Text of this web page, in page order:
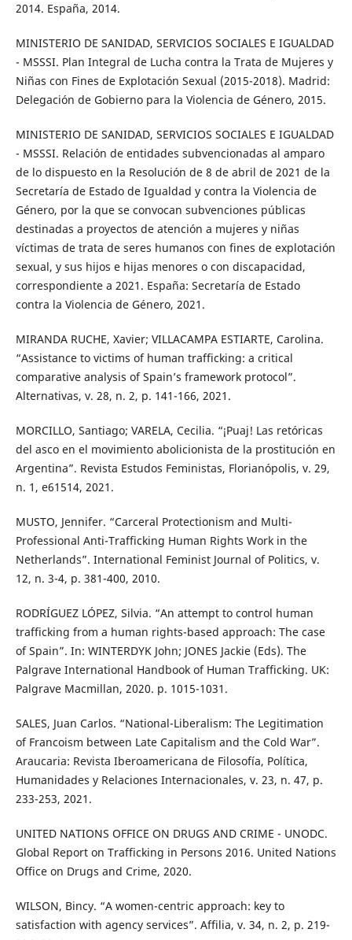
2014. España, 2014.
MINISTERIO DE SANIDAD, SERVICIOS SOCIALES E IGUALDAD
- MSSSI. Plan Integral de Lucha contra la Trata de Mujeres y
Niñas con Fines de Explotación Sexual (2015-2018). Madrid:
Delegación de Gobierno para la Violencia de Género, 2015.
MINISTERIO DE SANIDAD, SERVICIOS SOCIALES E IGUALDAD
- MSSSI. Relación de entidades subvencionadas al amparo
de lo dispuesto en la Resolución de 8 de abril de 2021 de la
Secretaría de Estado de Igualdad y contra la Violencia de
Género, por la que se convocan subvenciones públicas
destinadas a proyectos de atención a mujeres y niñas
víctimas de trata de seres humanos con fines de explotación
sexual, y sus hijos e hijas menores o con discapacidad,
correspondiente a 2021. España: Secretaría de Estado
contra la Violencia de Género, 2021.
MIRANDA RUCHE, Xavier; VILLACAMPA ESTIARTE, Carolina.
“Assistance to victims of human trafficking: a critical
comparative analysis of Spain’s framework protocol”.
Alternativas, v. 28, n. 2, p. 141-166, 2021.
MORCILLO, Santiago; VARELA, Cecilia. “¡Puaj! Las retóricas
del asco en el movimiento abolicionista de la prostitución en
Argentina”. Revista Estudos Feministas, Florianópolis, v. 29,
n. 1, e61514, 2021.
MUSTO, Jennifer. “Carceral Protectionism and Multi-
Professional Anti-Trafficking Human Rights Work in the
Netherlands”. International Feminist Journal of Politics, v.
12, n. 3-4, p. 381-400, 2010.
RODRÍGUEZ LÓPEZ, Silvia. “An attempt to control human
trafficking from a human rights-based approach: The case
of Spain”. In: WINTERDYK John; JONES Jackie (Eds). The
Palgrave International Handbook of Human Trafficking. UK:
Palgrave Macmillan, 2020. p. 1015-1031.
SALES, Juan Carlos. “National-Liberalism: The Legitimation
of Francoism between Late Capitalism and the Cold War”.
Araucaria: Revista Iberoamericana de Filosofía, Política,
Humanidades y Relaciones Internacionales, v. 23, n. 47, p.
233-253, 2021.
UNITED NATIONS OFFICE ON DRUGS AND CRIME - UNODC.
Global Report on Trafficking in Persons 2016. United Nations
Office on Drugs and Crime, 2020.
WILSON, Bincy. “A women-centric approach: key to
satisfaction with agency services”. Affilia, v. 34, n. 2, p. 219-